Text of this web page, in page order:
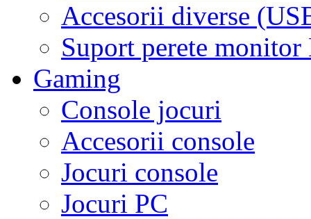
Accesorii diverse
Suport perete
Gaming
Console jocuri
Accesorii console
Jocuri console
Jocuri PC